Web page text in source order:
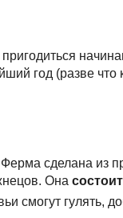
год (разве
сделана из
Она
смогут гулять,